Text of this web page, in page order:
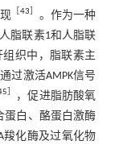
［43］ 。作为一种
脂联素1和人脂联
组织中，脂联素主
过激活AMPK信号
］
，促进脂肪酸氧
蛋白、酪蛋白激酶
羧化酶及过氧化物